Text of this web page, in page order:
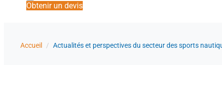
Obtenir un devis
Accueil / Actualités et perspectives du secteur des sports